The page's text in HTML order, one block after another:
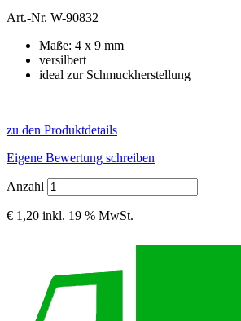
Art.-Nr. W-90832
Maße: 4 x 9 mm
versilbert
ideal zur Schmuckherstellung
zu den Produktdetails
Eigene Bewertung schreiben
Anzahl
€ 1,20 inkl. 19 % MwSt.